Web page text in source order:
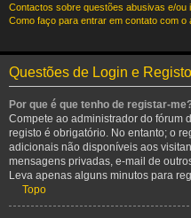
Contactos sobre questões abusivas e/ou
Como faço para entrar em contato com o
Questões de Login e Registo
Por que é que tenho de registar-
Compete ao administrador do fórum
registo é obrigatório. No entanto; o
adicionais não disponíveis aos
mensagens privadas, e-mail de
Leva apenas alguns minutos para
Topo